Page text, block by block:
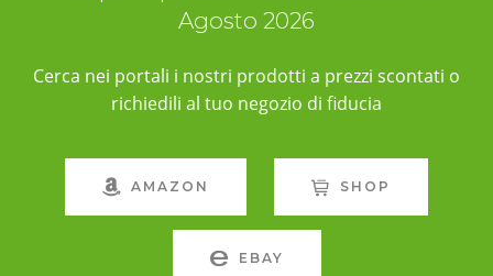
Agosto 2026
Cerca nei portali i nostri prodotti a prezzi scontati o
richiedili al tuo negozio di fiducia
AMAZON SHOP
EBAY